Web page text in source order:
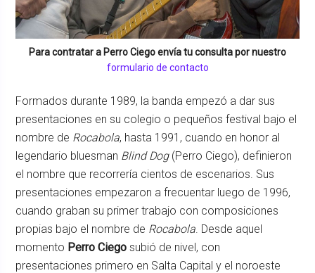
Para contratar a Perro Ciegoenvía tu consulta por nuestro
formulario de contacto
Formados durante 1989, la banda empezó a dar sus
presentaciones en su colegio o pequeños festival bajo el
nombre de Rocabola, hasta 1991, cuando en honor al
legendario bluesman Blind Dog(Perro Ciego), definieron
el nombre que recorrería cientos de escenarios. Sus
presentaciones empezaron a frecuentar luego de 1996,
cuando graban su primer trabajo con composiciones
propias bajo el nombre de Rocabola . Desde aquel
momento Perro Ciego subió de nivel, con
presentaciones primero en Salta Capital y el noroeste